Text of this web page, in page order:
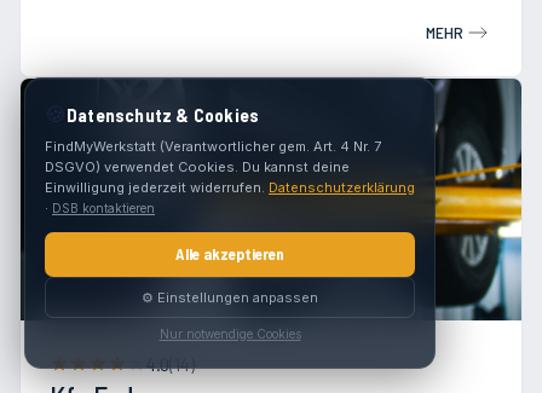
MEHR
4.0(14)
🍪 Datenschutz & Cookies
FindMyWerkstatt (Verantwortlicher gem. Art. 4 Nr. 7
DSGVO) verwendet Cookies. Du kannst deine
Einwilligung jederzeit widerrufen. Datenschutzerklärung
· DSB kontaktieren
Alle akzeptieren
⚙️ Einstellungen anpassen
Nur notwendige Cookies